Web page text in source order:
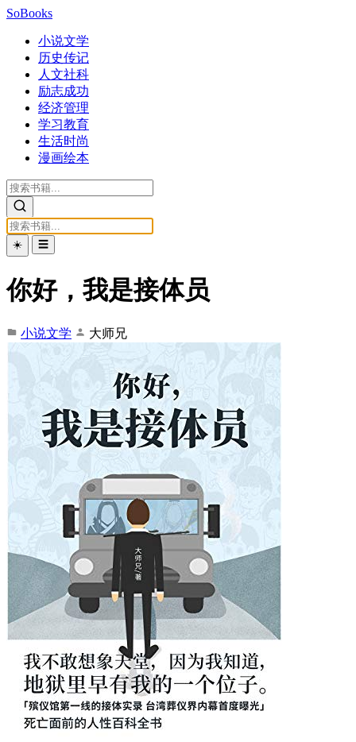
SoBooks
小说文学
历史传记
人文社科
励志成功
经济管理
学习教育
生活时尚
漫画绘本
☀️ ☰
你好，我是接体员
小说文学 大师兄